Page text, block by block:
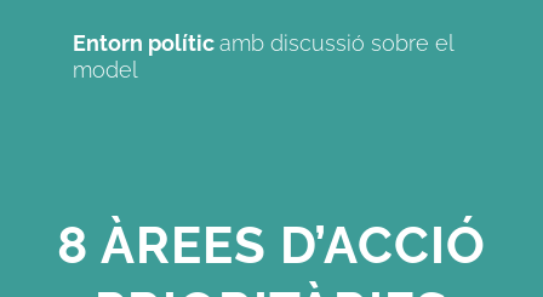
Entorn políticamb discussió sobre el
model
8 ÀREES D’ACCIÓ